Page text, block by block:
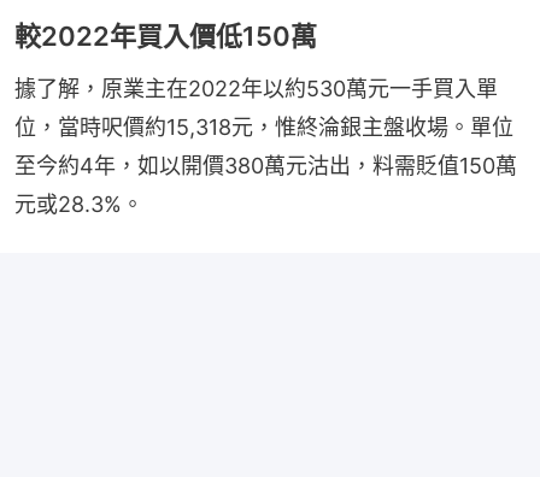
較2022年買入價低150萬
據了解，原業主在2022年以約530萬元一手買入單
位，當時呎價約15,318元，惟終淪銀主盤收場。單位
至今約4年，如以開價380萬元沽出，料需貶值150萬
元或28.3%。